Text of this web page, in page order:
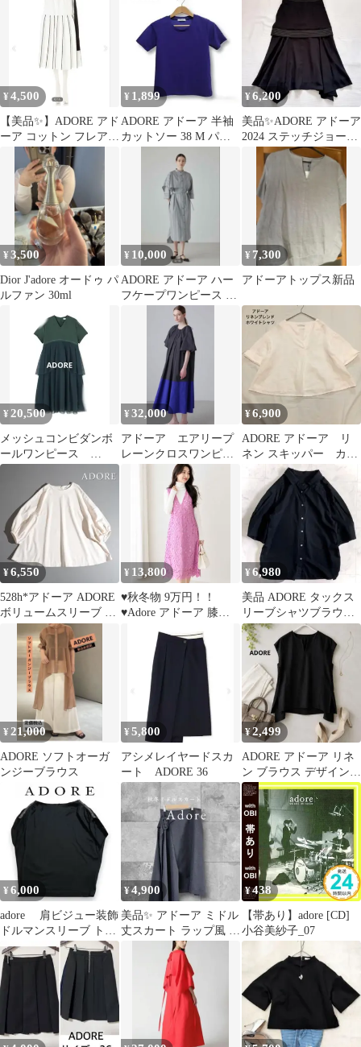
¥4,500
【美品✨】ADORE アド
ーア コットン フレア
スカート クールストレ
ッチ素材
¥ 1,899
ADORE アドーア 半袖
カットソー 38 M パー
プル 日本製
¥6,200
美品✨ADORE アドーア
2024 ステッチジョーゼ
ットスカート フレア 黒
¥3,500
Dior J'adore オードゥ パ
ルファン 30ml
¥ 10,000
ADORE アドーア ハー
フケープワンピース ロ
ングワンピース ストラ
¥ 7,300
アドーアトップス新品
¥20,500
メッシュコンビダンボ
ールワンピース
ADORE グリーン 定
価6万 美品
¥32,000
アドーア エアリープ
レーンクロスワンピー
¥6,900
ADORE アドーア リ
ネン スキッパー カフ
タン シャツ ブラウ
ス 白 38
¥6,550
528h*アドーア ADORE
ボリュームスリーブ A
ライン ブラウス 38 M
¥ 13,800
♥秋冬物 9万円！！
♥Adore アドーア 膝丈
¥6,980
美品 ADORE タックス
リーブシャツブラウス
半袖 ブラック 38
¥ 21,000
ADORE ソフトオーガ
ンジーブラウス
¥ 5,800
アシメレイヤードスカ
ート ADORE 36
¥2,499
ADORE アドーア リネ
ン ブラウス デザインジ
レ ベスト ブラック 麻
¥ 6,000
adore 肩ビジュー装飾
ドルマンスリーブ トッ
プス 黒 38
¥4,900
美品✨️ アドーア ミドル
丈スカート ラップ風 ア
シンメトリー グレー 秋
¥438
【帯あり】adore [CD]
小谷美紗子_07